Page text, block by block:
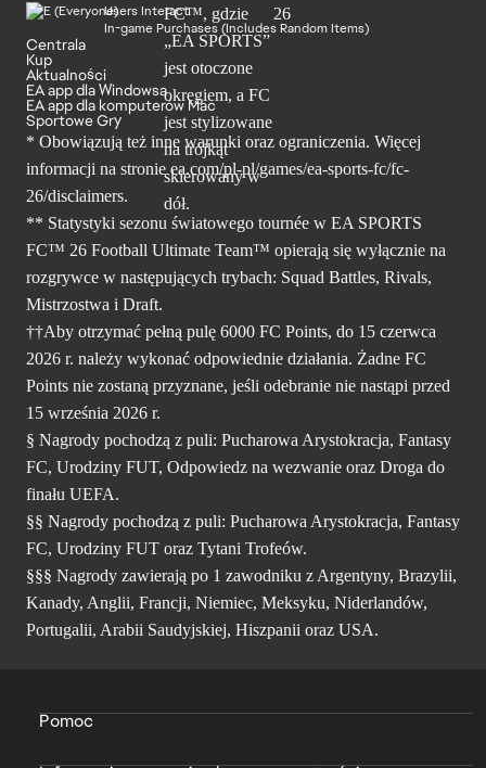
Users Interact
In-game Purchases (Includes Random Items)
Centrala
Kup
Aktualności
EA app dla Windowsa
EA app dla komputerów Mac
Sportowe Gry
* Obowiązują też inne warunki oraz ograniczenia. Więcej
informacji na stronie ea.com/pl-pl/games/ea-sports-fc/fc-
26/disclaimers.
** Statystyki sezonu światowego tournée w EA SPORTS
FC™ 26 Football Ultimate Team™ opierają się wyłącznie na
rozgrywce w następujących trybach: Squad Battles, Rivals,
Mistrzostwa i Draft.
††Aby otrzymać pełną pulę 6000 FC Points, do 15 czerwca
2026 r. należy wykonać odpowiednie działania. Żadne FC
Points nie zostaną przyznane, jeśli odebranie nie nastąpi przed
15 września 2026 r.
§ Nagrody pochodzą z puli: Pucharowa Arystokracja, Fantasy
FC, Urodziny FUT, Odpowiedz na wezwanie oraz Droga do
finału UEFA.
§§ Nagrody pochodzą z puli: Pucharowa Arystokracja, Fantasy
FC, Urodziny FUT oraz Tytani Trofeów.
§§§ Nagrody zawierają po 1 zawodniku z Argentyny, Brazylii,
Kanady, Anglii, Francji, Niemiec, Meksyku, Niderlandów,
Portugalii, Arabii Saudyjskiej, Hiszpanii oraz USA.
Pomoc